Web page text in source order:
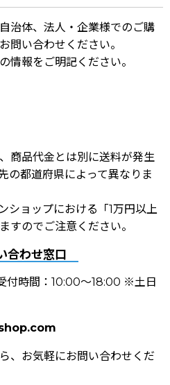
治体、法人・企業様でのご購
問い合わせください。
情報をご明記ください。
商品代金とは別に送料が発生
の都道府県によって異なりま
ョップにおける「1万円以上
すのでご注意ください。
合わせ窓口
付時間：10:00〜18:00 ※土日
、お気軽にお問い合わせくだ